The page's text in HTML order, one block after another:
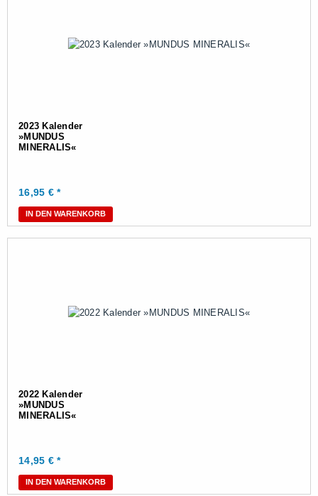
2023 Kalender
»MUNDUS
MINERALIS«
16,95 € *
IN DEN WARENKORB
2022 Kalender
»MUNDUS
MINERALIS«
14,95 € *
IN DEN WARENKORB